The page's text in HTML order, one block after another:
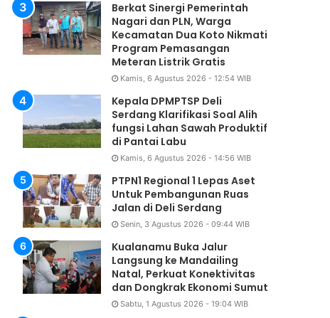
Berkat Sinergi Pemerintah
Nagari dan PLN, Warga
Kecamatan Dua Koto Nikmati
Program Pemasangan
Meteran Listrik Gratis
Kamis, 6 Agustus 2026 - 12:54 WIB
Kepala DPMPTSP Deli
Serdang Klarifikasi Soal Alih
fungsi Lahan Sawah Produktif
di Pantai Labu
Kamis, 6 Agustus 2026 - 14:56 WIB
PTPN1 Regional 1 Lepas Aset
Untuk Pembangunan Ruas
Jalan di Deli Serdang
Senin, 3 Agustus 2026 - 09:44 WIB
Kualanamu Buka Jalur
Langsung ke Mandailing
Natal, Perkuat Konektivitas
dan Dongkrak Ekonomi Sumut
Sabtu, 1 Agustus 2026 - 19:04 WIB